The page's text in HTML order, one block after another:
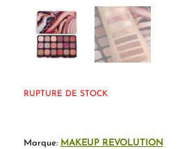
RUPTURE DE STOCK
Marque: MAKEUP REVOLUTION